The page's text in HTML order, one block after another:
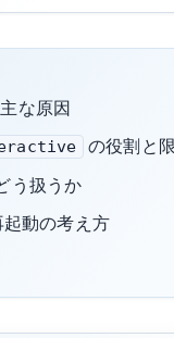
な原因
の役割と
う扱うか
動の考え方